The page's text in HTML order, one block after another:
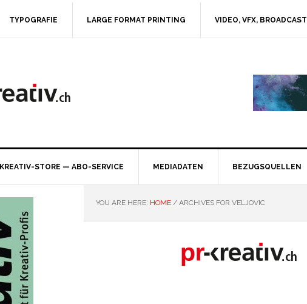
TYPOGRAFIE LARGE FORMAT PRINTING VIDEO, VFX, BROADCAST
KREATIV-STORE — ABO-SERVICE MEDIADATEN BEZUGSQUELLEN
YOU ARE HERE: HOME /ARCHIVES FOR VELJOVIC